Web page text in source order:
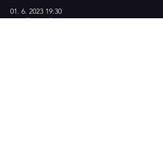
01. 6. 2023 19:30
Divadlo v Celetné